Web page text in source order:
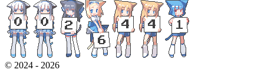
© 2024 - 2026